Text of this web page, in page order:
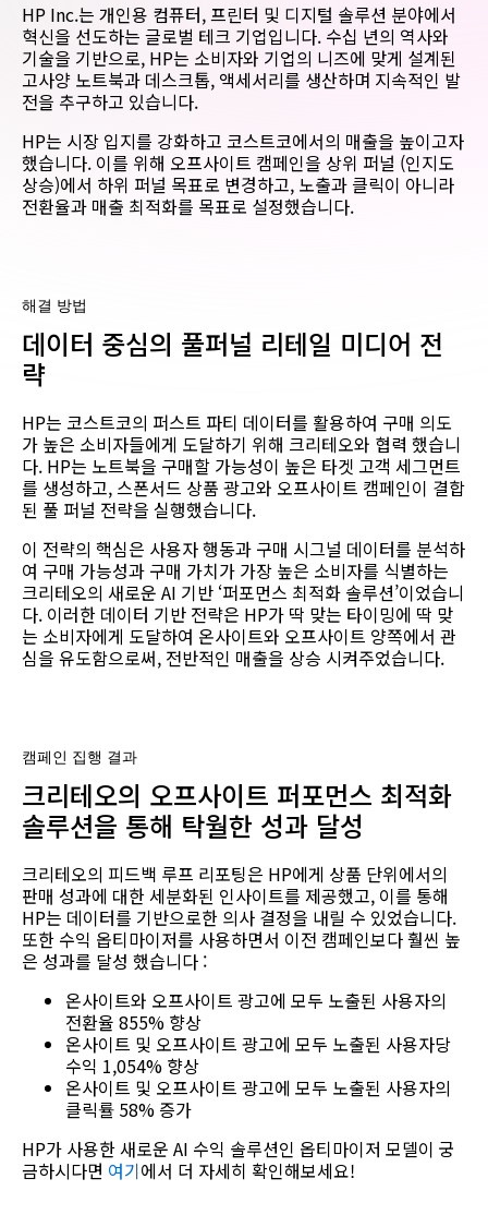
HP Inc.는 개인용 컴퓨터, 프린터 및 디지털 솔루션 분야에서
혁신을 선도하는 글로벌 테크 기업입니다. 수십 년의 역사와
기술을 기반으로, HP는 소비자와 기업의 니즈에 맞게 설계된
고사양 노트북과 데스크톱, 액세서리를 생산하며 지속적인 발
전을 추구하고 있습니다.
HP는 시장 입지를 강화하고 코스트코에서의 매출을 높이고자
했습니다. 이를 위해 오프사이트 캠페인을 상위 퍼널 (인지도
상승)에서 하위 퍼널 목표로 변경하고, 노출과 클릭이 아니라
전환율과 매출 최적화를 목표로 설정했습니다.
해결 방법
데이터 중심의 풀퍼널 리테일 미디어 전
략
HP는 코스트코의 퍼스트 파티 데이터를 활용하여 구매 의도
가 높은 소비자들에게 도달하기 위해 크리테오와 협력 했습니
다. HP는 노트북을 구매할 가능성이 높은 타겟 고객 세그먼트
를 생성하고, 스폰서드 상품 광고와 오프사이트 캠페인이 결합
된 풀 퍼널 전략을 실행했습니다.
이 전략의 핵심은 사용자 행동과 구매 시그널 데이터를 분석하
여 구매 가능성과 구매 가치가 가장 높은 소비자를 식별하는
크리테오의 새로운 AI 기반 ‘퍼포먼스 최적화 솔루션’이었습니
다. 이러한 데이터 기반 전략은 HP가 딱 맞는 타이밍에 딱 맞
는 소비자에게 도달하여 온사이트와 오프사이트 양쪽에서 관
심을 유도함으로써, 전반적인 매출을 상승 시켜주었습니다.
캠페인 집행 결과
크리테오의 오프사이트 퍼포먼스 최적화
솔루션을 통해 탁월한 성과 달성
크리테오의 피드백 루프 리포팅은 HP에게 상품 단위에서의
판매 성과에 대한 세분화된 인사이트를 제공했고, 이를 통해
HP는 데이터를 기반으로한 의사 결정을 내릴 수 있었습니다.
또한 수익 옵티마이저를 사용하면서 이전 캠페인보다 훨씬 높
은 성과를 달성 했습니다 :
온사이트와 오프사이트 광고에 모두 노출된 사용자의
전환율 855% 향상
온사이트 및 오프사이트 광고에 모두 노출된 사용자당
수익 1,054% 향상
온사이트 및 오프사이트 광고에 모두 노출된 사용자의
클릭률 58% 증가
HP가 사용한 새로운 AI 수익 솔루션인 옵티마이저 모델이 궁
금하시다면 여기에서 더 자세히 확인해보세요!